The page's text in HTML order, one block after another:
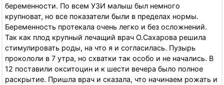
беременности. По всем УЗИ малыш был немного
крупноват, но все показатели были в пределах нормы.
Беременность протекала очень легко и без осложнений.
Так как плод крупный лечащий врач О.Сахарова решила
стимулировать роды, на что я и согласилась. Пузырь
прокололи в 7 утра, но схватки так особо и не начались. В
12 поставили окситоцин и к шести вечера было полное
раскрытие. Пришла врач и сказала, что начинаем рожать и